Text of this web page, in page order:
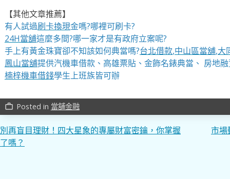
【其他文章推薦】
有人試過刷卡換現金嗎?哪裡可刷卡?
24H當舖這麼多間?哪一家才是有政府立案呢?
手上有黃金珠寶卻不知該如何典當嗎?台北借款,中山區當舖,大
鳳山當舖提供汽機車借款、高雄票貼、金飾名錶典當、 房地
楠梓機車借錢學生上班族皆可辦
work_outline Posted in 當舖金融
文
章
別再盲目理財！四大星象的專屬財富密鑰，你掌握
了嗎？
市場